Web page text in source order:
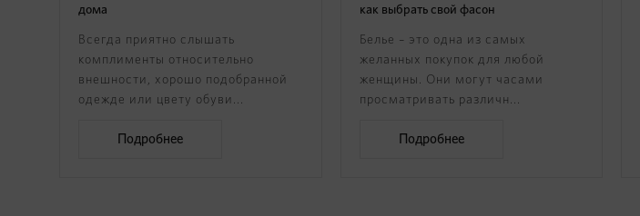
дома
Всегда приятно слышать
комплименты относительно
внешности, хорошо подобранной
одежде или цвету обуви...
Подробнее
как выбрать свой фасон
Белье – это одна из самых
желанных покупок для любой
женщины. Они могут часами
просматривать различн...
Подробнее